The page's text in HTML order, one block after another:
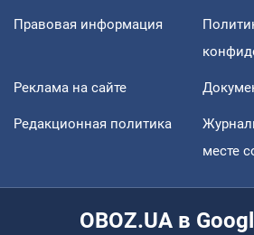
Правовая информация
Реклама на сайте
Редакционная политика
месте
OBOZ.UA в